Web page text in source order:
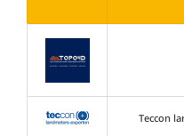
Teccon